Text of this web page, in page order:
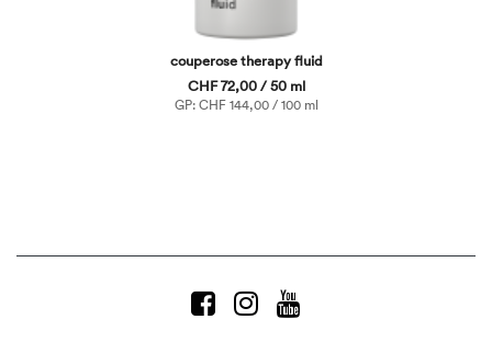
couperose therapy fluid
CHF 72,00 / 50 ml
GP: CHF 144,00 / 100 ml